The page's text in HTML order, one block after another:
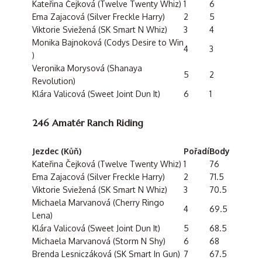
Kateřina Čejková (Twelve Twenty Whiz) 1
6
Ema Zajacová (Silver Freckle Harry)
2
5
Viktorie Sviežená (SK Smart N Whiz)
3
4
Monika Bajnoková (Codys Desire to Win
)
4
3
Veronika Morysová (Shanaya
Revolution)
5
2
Klára Valicová (Sweet Joint Dun It)
6 1
246 Amatér Ranch Riding
Jezdec (Kůň) PořadíBody
Kateřina Čejková (Twelve Twenty Whiz) 1
76
Ema Zajacová (Silver Freckle Harry)
2
71.5
Viktorie Sviežená (SK Smart N Whiz)
3
70.5
Michaela Marvanová (Cherry Ringo
Lena)
4
69.5
Klára Valicová (Sweet Joint Dun It)
5
68.5
Michaela Marvanová (Storm N Shy)
6
68
Brenda Lesniczáková (SK Smart In Gun) 7
67.5